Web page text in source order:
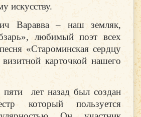
искусству.
Варавва – наш земляк,
любимый поэт всех
«Староминская сердцу
визитной карточкой нашего
пяти лет назад был создан
который пользуется